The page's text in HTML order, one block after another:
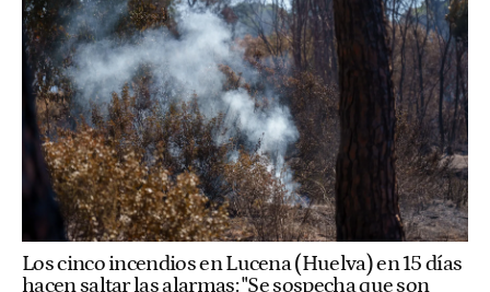
Los cinco incendios en Lucena (Huelva) en 15 días
hacen saltar las alarmas: "Se sospecha que son